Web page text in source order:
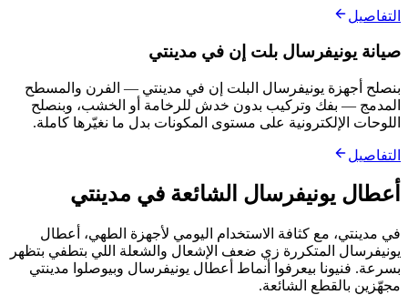
التفاصيل
صيانة يونيفرسال بلت إن في مدينتي
بنصلح أجهزة يونيفرسال البلت إن في مدينتي — الفرن والمسطح
المدمج — بفك وتركيب بدون خدش للرخامة أو الخشب، وبنصلح
اللوحات الإلكترونية على مستوى المكونات بدل ما نغيّرها كاملة.
التفاصيل
أعطال يونيفرسال الشائعة في مدينتي
في مدينتي، مع كثافة الاستخدام اليومي لأجهزة الطهي، أعطال
يونيفرسال المتكررة زي ضعف الإشعال والشعلة اللي بتطفي بتظهر
بسرعة. فنيونا بيعرفوا أنماط أعطال يونيفرسال وبيوصلوا مدينتي
مجهّزين بالقطع الشائعة.